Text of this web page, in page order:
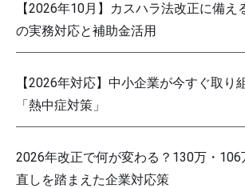
【2026年10月】カスハラ法改正に備え
の実務対応と補助金活用
【2026年対応】中小企業が今すぐ取り
「熱中症対策」
2026年改正で何が変わる？130万・106
直しを踏まえた企業対応策